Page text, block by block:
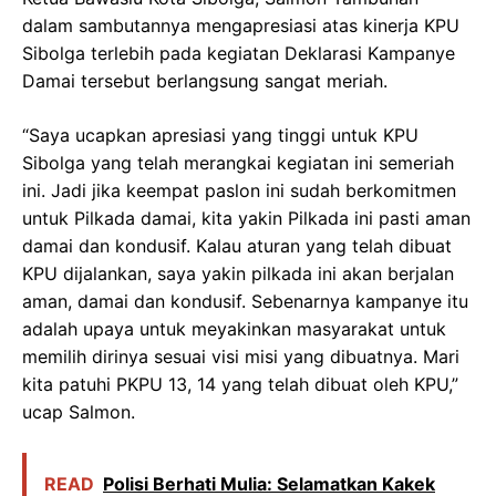
dalam sambutannya mengapresiasi atas kinerja KPU
Sibolga terlebih pada kegiatan Deklarasi Kampanye
Damai tersebut berlangsung sangat meriah.
“Saya ucapkan apresiasi yang tinggi untuk KPU
Sibolga yang telah merangkai kegiatan ini semeriah
ini. Jadi jika keempat paslon ini sudah berkomitmen
untuk Pilkada damai, kita yakin Pilkada ini pasti aman
damai dan kondusif. Kalau aturan yang telah dibuat
KPU dijalankan, saya yakin pilkada ini akan berjalan
aman, damai dan kondusif. Sebenarnya kampanye itu
adalah upaya untuk meyakinkan masyarakat untuk
memilih dirinya sesuai visi misi yang dibuatnya. Mari
kita patuhi PKPU 13, 14 yang telah dibuat oleh KPU,”
ucap Salmon.
READ Polisi Berhati Mulia: Selamatkan Kakek